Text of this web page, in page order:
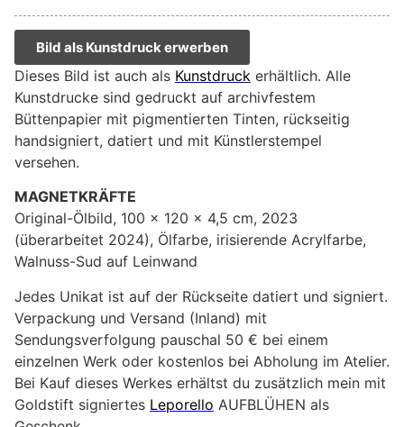
Bild als Kunstdruck erwerben
Dieses Bild ist auch als Kunstdruck erhältlich. Alle
Kunstdrucke sind gedruckt auf archivfestem
Büttenpapier mit pigmentierten Tinten, rückseitig
handsigniert, datiert und mit Künstlerstempel
versehen.
MAGNETKRÄFTE
Original-Ölbild, 100 x 120 x 4,5 cm, 2023
(überarbeitet 2024), Ölfarbe, irisierende Acrylfarbe,
Walnuss-Sud auf Leinwand
Jedes Unikat ist auf der Rückseite datiert und signiert.
Verpackung und Versand (Inland) mit
Sendungsverfolgung pauschal 50 € bei einem
einzelnen Werk oder kostenlos bei Abholung im Atelier.
Bei Kauf dieses Werkes erhältst du zusätzlich mein mit
Goldstift signiertes Leporello AUFBLÜHEN als